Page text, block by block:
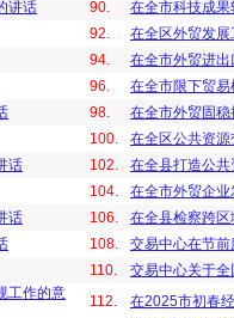
讲话 90.
在全市科技成
92.
在全区外贸发
94.
在全市外贸进
96.
在全市限下贸
98.
在全市外贸固
100.
在全区公共资
话 102.
在全县打造公共
104.
在全市外贸企
话 106.
在全县检察跨
108.
交易中心在节
110.
交易中心关于
工作的意
112. 在2025市初春